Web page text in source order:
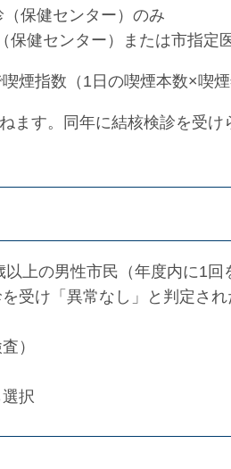
保健センター）のみ
センター）または市指定
指数（1日の喫煙本数×喫煙
す。同年に結核検診を受け
上の男性市民（年度内に1回
受け「異常なし」と判定さ
）
択